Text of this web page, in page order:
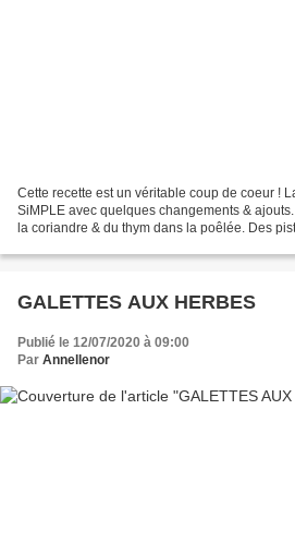
Cette recette est un véritable coup de coeur !
SiMPLE avec quelques changements &
la coriandre & du thym dans la poêlée. Des
GALETTES AUX HERBES
Publié le 12/07/2020 à 09:00
Par Annellenor